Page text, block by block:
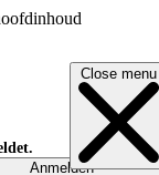
Close menu
Anmelden